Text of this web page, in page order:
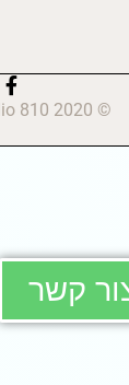
© 2020 810 Dance Floor Studio.
קשר